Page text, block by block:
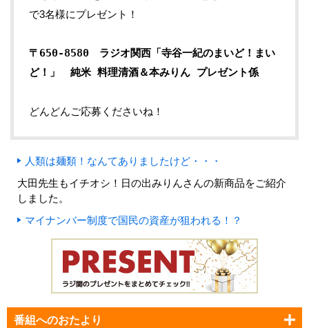
で3名様にプレゼント！
〒650-8580 ラジオ関西「寺谷一紀のまいど！まい
ど！」 純米 料理清酒＆本みりん プレゼント係
どんどんご応募くださいね！
人類は麺類！なんてありましたけど・・・
大田先生もイチオシ！日の出みりんさんの新商品をご紹介
しました。
マイナンバー制度で国民の資産が狙われる！？
番組へのおたより